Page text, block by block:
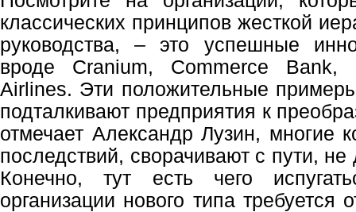
классических принципов жесткой
руководства, – это успешные
вроде Cranium, Commerce
Airlines. Эти положительные
подталкивают предприятия к
отмечает Александр Лузин, многие
последствий, сворачивают с пути,
Конечно, тут есть чего
организации нового типа требуется